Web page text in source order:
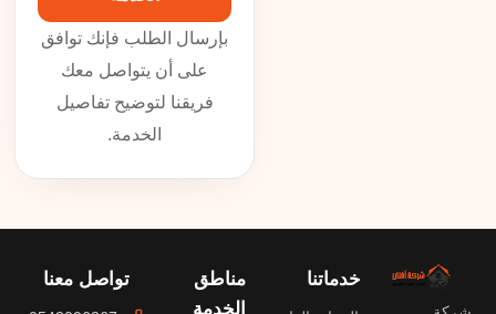
بإرسال الطلب فإنك توافق
على أن يتواصل معك
فريقنا لتوضيح تفاصيل
الخدمة.
خدماتنا
مناطق
الخدمة
تواصل معنا